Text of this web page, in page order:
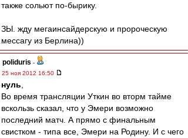
также сольют по-бырику.
ЗЫ. жду мегаинсайдерскую и пророческую
мессагу из Берлина))
poliduris -
25 ноя 2012 16:50
нуль
Во время трансляции Уткин во вторм тайме
вскользь сказал, что у Эмери возможно
последний матч. А прямо с финальным
свистком - типа все, Эмери на Родину. И с чего